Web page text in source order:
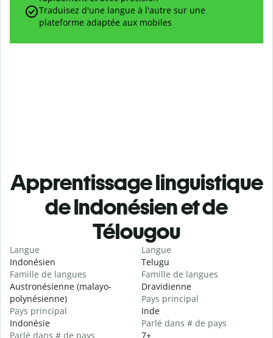
Traduisez d'une langue à l'autre sur une
plateforme adaptée aux mobiles
Apprentissage linguistique
de Indonésien et de
Télougou
Langue
Indonésien
Famille de langues
Austronésienne (malayo-
polynésienne)
Pays principal
Indonésie
Parlé dans # de pays
Langue
Telugu
Famille de langues
Dravidienne
Pays principal
Inde
Parlé dans # de pays
7+